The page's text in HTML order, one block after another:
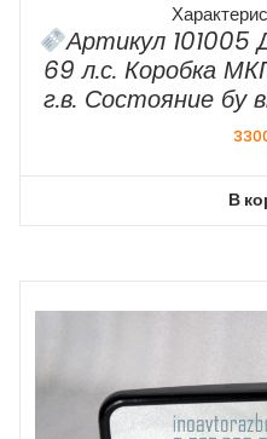
Артикул 101005
69 л.с. Коробка
г.в. Состояние бу
В